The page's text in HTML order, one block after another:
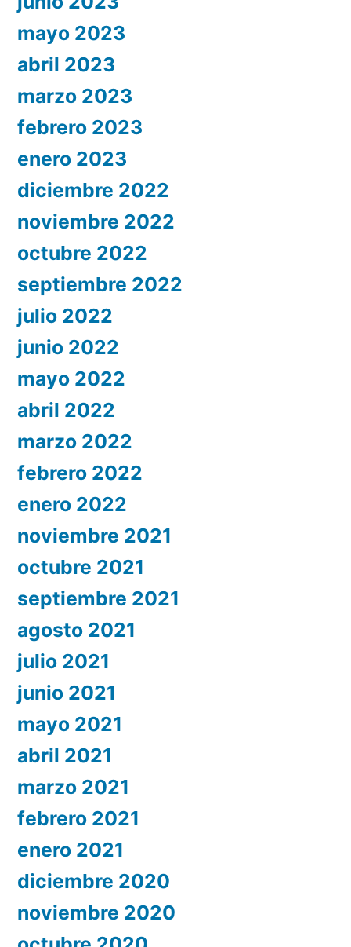
mayo 2023
abril 2023
marzo 2023
febrero 2023
enero 2023
diciembre 2022
noviembre 2022
octubre 2022
septiembre 2022
julio 2022
junio 2022
mayo 2022
abril 2022
marzo 2022
febrero 2022
enero 2022
noviembre 2021
octubre 2021
septiembre 2021
agosto 2021
julio 2021
junio 2021
mayo 2021
abril 2021
marzo 2021
febrero 2021
enero 2021
diciembre 2020
noviembre 2020